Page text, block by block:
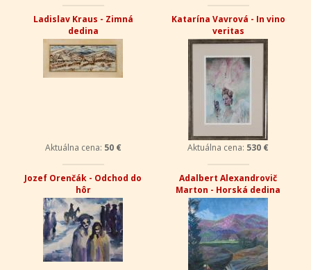
Ladislav Kraus - Zimná
dedina
Aktuálna cena: 50 €
Katarína Vavrová - In vino
veritas
Aktuálna cena: 530 €
Jozef Orenčák - Odchod do
hôr
Adalbert Alexandrovič
Marton - Horská dedina